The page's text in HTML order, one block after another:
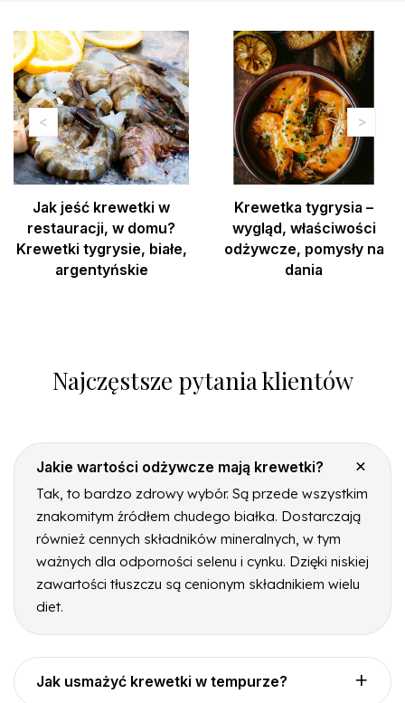
Jak jeść krewetki w
restauracji, w domu?
Krewetki tygrysie, białe,
argentyńskie
Krewetka tygrysia –
wygląd, właściwości
odżywcze, pomysły na
dania
Najczęstsze pytania klientów
Jakie wartości odżywcze mają krewetki?
Tak, to bardzo zdrowy wybór. Są przede wszystkim
znakomitym źródłem chudego białka. Dostarczają
również cennych składników mineralnych, w tym
ważnych dla odporności selenu i cynku. Dzięki niskiej
zawartości tłuszczu są cenionym składnikiem wielu
diet.
Jak usmażyć krewetki w tempurze?